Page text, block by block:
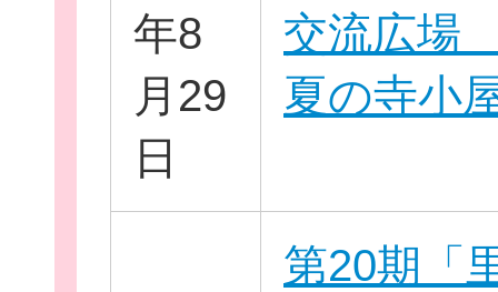
お役立ち情報
相談窓口一覧
年8
月29
日
交流広場
夏の寺小
第20期「